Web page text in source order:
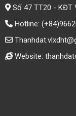
Số 47 TT20 - KĐT
Hotline:
Website: